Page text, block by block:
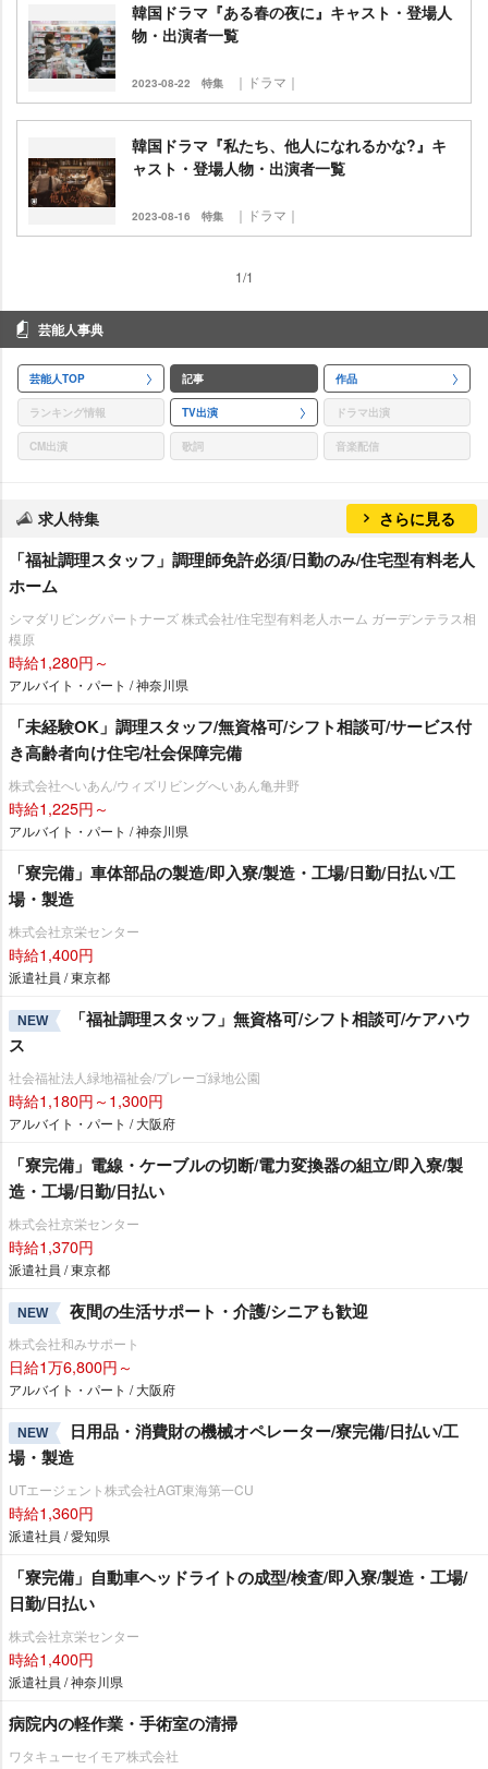
韓国ドラマ『ある春の夜に』キャスト・登場人
物・出演者一覧
2023-08-22 特集 ｜ドラマ｜
韓国ドラマ『私たち、他人になれるかな?』キ
ャスト・登場人物・出演者一覧
2023-08-16 特集 ｜ドラマ｜
1/1
芸能人事典
芸能人TOP 記事 作品
ランキング情報 TV出演 ドラマ出演
CM出演 歌詞 音楽配信
求人特集 さらに見る
「福祉調理スタッフ」調理師免許必須/日勤のみ/住宅型有料老人
ホーム
シマダリビングパートナーズ 株式会社/住宅型有料老人ホーム ガーデンテラス相
模原
時給1,280円～
アルバイト・パート / 神奈川県
「未経験OK」調理スタッフ/無資格可/シフト相談可/サービス付
き高齢者向け住宅/社会保障完備
株式会社へいあん/ウィズリビングへいあん亀井野
時給1,225円～
アルバイト・パート / 神奈川県
「寮完備」車体部品の製造/即入寮/製造・工場/日勤/日払い/工
場・製造
株式会社京栄センター
時給1,400円
派遣社員 / 東京都
NEW
「福祉調理スタッフ」無資格可/シフト相談可/ケアハウ
ス
社会福祉法人緑地福祉会/プレーゴ緑地公園
時給1,180円～1,300円
アルバイト・パート / 大阪府
「寮完備」電線・ケーブルの切断/電力変換器の組立/即入寮/製
造・工場/日勤/日払い
株式会社京栄センター
時給1,370円
派遣社員 / 東京都
NEW 夜間の生活サポート・介護/シニアも歓迎
株式会社和みサポート
日給1万6,800円～
アルバイト・パート / 大阪府
NEW
日用品・消費財の機械オペレーター/寮完備/日払い/工
場・製造
UTエージェント株式会社AGT東海第一CU
時給1,360円
派遣社員 / 愛知県
「寮完備」自動車ヘッドライトの成型/検査/即入寮/製造・工場/
日勤/日払い
株式会社京栄センター
時給1,400円
派遣社員 / 神奈川県
病院内の軽作業・手術室の清掃
ワタキューセイモア株式会社